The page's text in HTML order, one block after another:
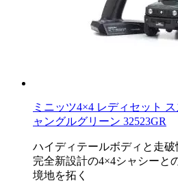
ミニッツ4×4 レディセット
ャングルグリーン 32523GR
ハイディテールボディと走
完全新設計の4×4シャシーと
境地を拓く